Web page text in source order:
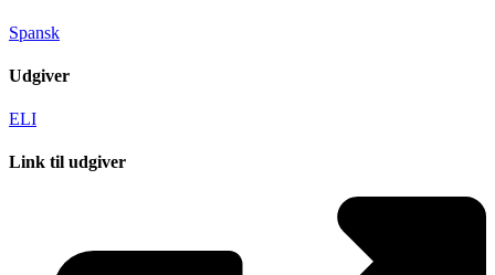
Spansk
Udgiver
ELI
Link til udgiver